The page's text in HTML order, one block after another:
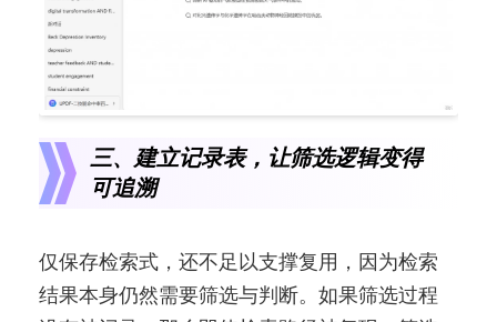
三、建立记录表，让筛选逻辑变得
可追溯
仅保存检索式，还不足以支撑复用，因为检索
结果本身仍然需要筛选与判断。如果筛选过程